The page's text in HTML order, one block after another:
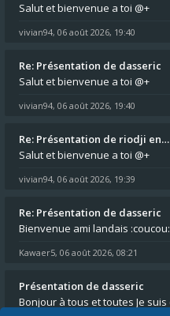
Salut et bienvenue a toi @+
vivian94, 06 août 2026, 19:40
Re: Présentation de dasseric
Salut et bienvenue a toi @+
vivian94, 06 août 2026, 19:40
Re: Présentation de riodji en…
Salut et bienvenue a toi @+
vivian94, 06 août 2026, 19:39
Re: Présentation de dasseric
Bienvenue ami landais :coucou:
Kawaer5, 06 août 2026, 08:21
Présentation de dasseric